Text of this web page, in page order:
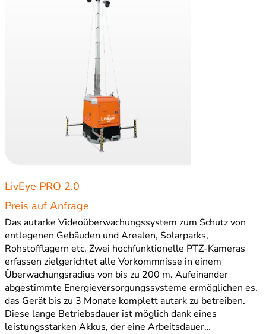
LivEye PRO 2.0
Preis auf Anfrage
Das autarke Videoüberwachungssystem zum Schutz von
entlegenen Gebäuden und Arealen, Solarparks,
Rohstofflagern etc. Zwei hochfunktionelle PTZ-Kameras
erfassen zielgerichtet alle Vorkommnisse in einem
Überwachungsradius von bis zu 200 m. Aufeinander
abgestimmte Energieversorgungssysteme ermöglichen es,
das Gerät bis zu 3 Monate komplett autark zu betreiben.
Diese lange Betriebsdauer ist möglich dank eines
leistungsstarken Akkus, der eine Arbeitsdauer…